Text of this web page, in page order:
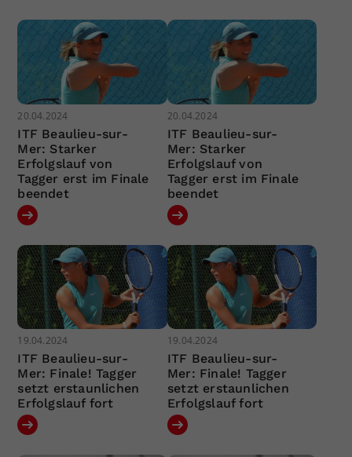
20.04.2024
ITF Beaulieu-sur-
Mer: Starker
Erfolgslauf von
Tagger erst im Finale
beendet
20.04.2024
ITF Beaulieu-sur-
Mer: Starker
Erfolgslauf von
Tagger erst im Finale
beendet
19.04.2024
ITF Beaulieu-sur-
Mer: Finale! Tagger
setzt erstaunlichen
Erfolgslauf fort
19.04.2024
ITF Beaulieu-sur-
Mer: Finale! Tagger
setzt erstaunlichen
Erfolgslauf fort